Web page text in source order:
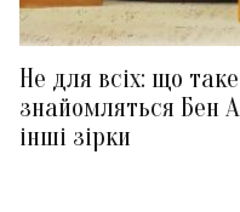
Не для всіх: що
знайомляться Бен
інші зірки